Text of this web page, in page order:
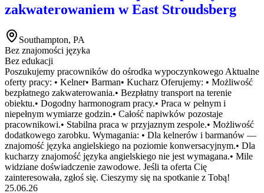
zakwaterowaniem w East Stroudsberg
Southampton, PA
Bez znajomości języka
Bez edukacji
Poszukujemy pracowników do ośrodka wypoczynkowego Aktualne
oferty pracy: • Kelner• Barman• Kucharz Oferujemy: • Możliwość
bezpłatnego zakwaterowania.• Bezpłatny transport na terenie
obiektu.• Dogodny harmonogram pracy.• Praca w pełnym i
niepełnym wymiarze godzin.• Całość napiwków pozostaje
pracownikowi.• Stabilna praca w przyjaznym zespole.• Możliwość
dodatkowego zarobku. Wymagania: • Dla kelnerów i barmanów —
znajomość języka angielskiego na poziomie konwersacyjnym.• Dla
kucharzy znajomość języka angielskiego nie jest wymagana.• Mile
widziane doświadczenie zawodowe. Jeśli ta oferta Cię
zainteresowała, zgłoś się. Cieszymy się na spotkanie z Tobą!
25.06.26